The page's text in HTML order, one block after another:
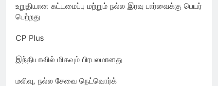
உறுதியான கட்டமைப்பு மற்றும் நல்ல இரவு பார்வைக்கு பெயர்
பெற்றது
CP Plus
இந்தியாவில் மிகவும் பிரபலமானது
மலிவு, நல்ல சேவை நெட்வொர்க்